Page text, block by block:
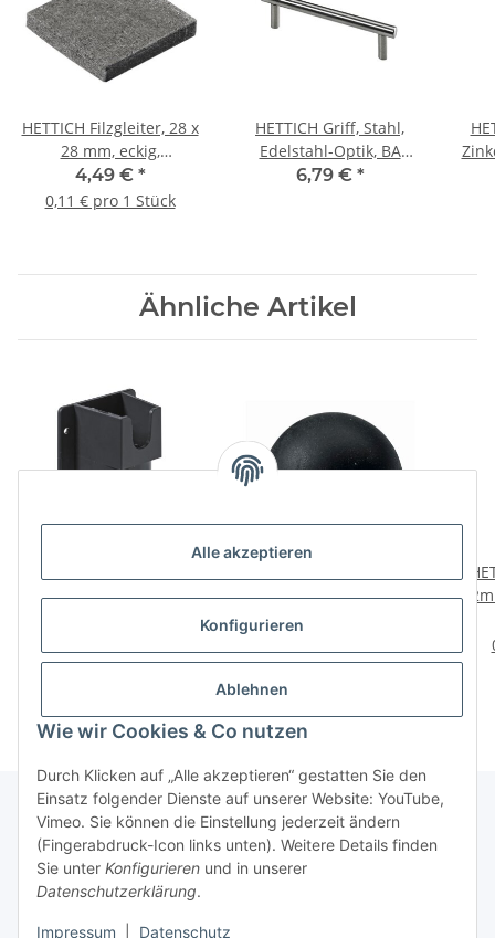
Alle akzeptieren
Konfigurieren
Ablehnen
Wie wir Cookies & Co nutzen
Durch Klicken auf „Alle akzeptieren“ gestatten Sie den
Einsatz folgender Dienste auf unserer Website: YouTube,
Vimeo. Sie können die Einstellung jederzeit ändern
(Fingerabdruck-Icon links unten). Weitere Details finden
Sie unter Konfigurieren und in unserer
Datenschutzerklärung.
Impressum Datenschutz
HETTICH Filzgleiter, 28 x
28 mm, eckig,
selbstklebend, 40 Stück
4,49 € *
0,11 € pro 1 Stück
HETTICH Griff, Stahl,
Edelstahl-Optik, BA
96mm, Ø 10mm
6,79 € *
Ähnliche Artikel
Höhenversteller für
Halbkugel, 22 x 10 mm,
schwarz, 6 Stück
3,95 €
Über uns